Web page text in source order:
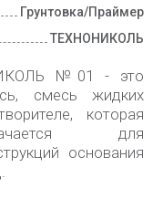
Грунтовка/Праймер
ТЕХНОНИКОЛЬ
№01 - это
смесь жидких
которая
для
основания